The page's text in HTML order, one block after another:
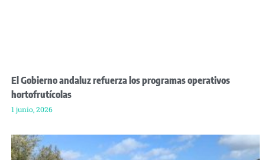
El Gobierno andaluz refuerza los programas operativos
hortofrutícolas
1 junio, 2026